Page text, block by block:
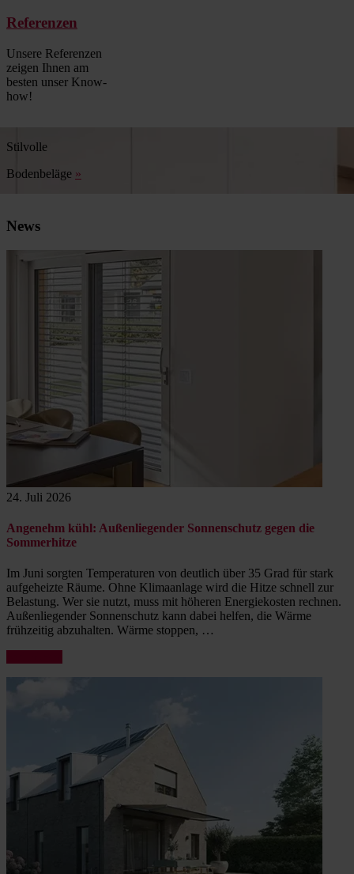
Referenzen
Unsere Referenzen
zeigen Ihnen am
besten unser Know-
how!
Stilvolle
Bodenbeläge »
News
24. Juli 2026
Angenehm kühl: Außenliegender Sonnenschutz gegen die
Sommerhitze
Im Juni sorgten Temperaturen von deutlich über 35 Grad für stark
aufgeheizte Räume. Ohne Klimaanlage wird die Hitze schnell zur
Belastung. Wer sie nutzt, muss mit höheren Energiekosten rechnen.
Außenliegender Sonnenschutz kann dabei helfen, die Wärme
frühzeitig abzuhalten. Wärme stoppen, …
Außenliegender